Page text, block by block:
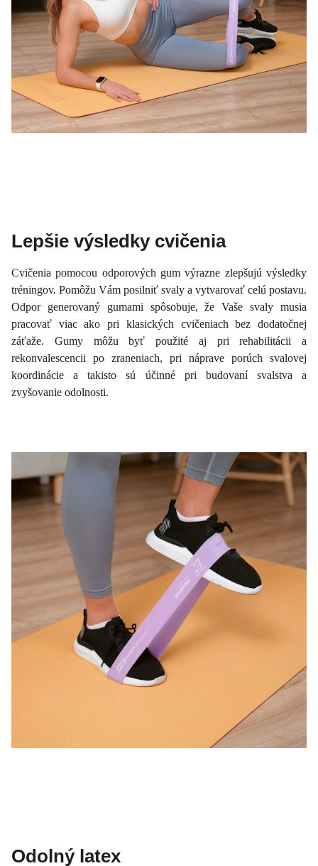
Lepšie výsledky cvičenia
Cvičenia pomocou odporových gum výrazne zlepšujú výsledky
tréningov. Pomôžu Vám posilniť svaly a vytvarovať celú postavu.
Odpor generovaný gumami spôsobuje, že Vaše svaly musia
pracovať viac ako pri klasických cvičeniach bez dodatočnej
záťaže. Gumy môžu byť použité aj pri rehabilitácii a
rekonvalescencii po zraneniach, pri náprave porúch svalovej
koordinácie a takisto sú účinné pri budovaní svalstva a
zvyšovanie odolnosti.
Odolný latex